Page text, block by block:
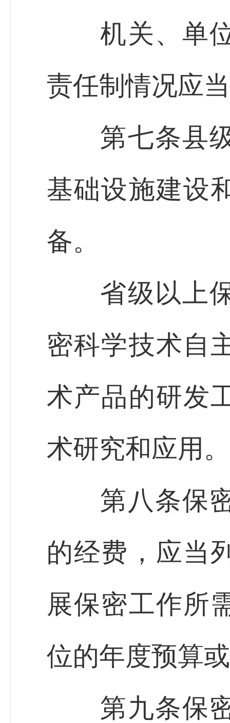
机关、单位
责任制情况应
第七条县级
基础设施建设
备。
省级以上保
密科学技术自
术产品的研发
术研究和应用。
第八条保密
的经费，应当
展保密工作所
位的年度预算
第九条保密